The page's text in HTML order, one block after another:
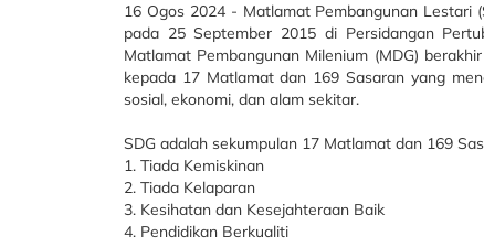
16 Ogos 2024 - Matlamat Pembangunan Lestari
pada 25 September 2015 di Persidangan
Matlamat Pembangunan Milenium (MDG)
kepada 17 Matlamat dan 169 Sasaran yang
sosial, ekonomi, dan alam sekitar.
SDG adalah sekumpulan 17 Matlamat dan 169
1. Tiada Kemiskinan
2. Tiada Kelaparan
3. Kesihatan dan Kesejahteraan Baik
4. Pendidikan Berkualiti